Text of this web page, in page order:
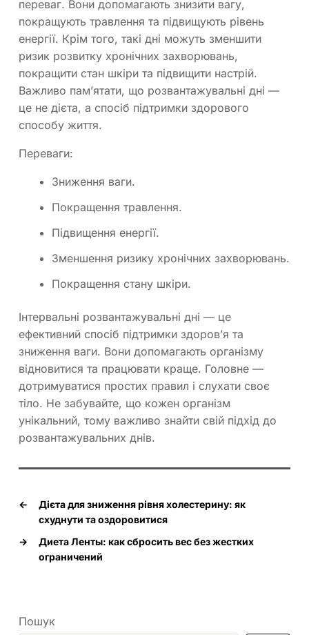
переваг. Вони допомагають знизити вагу,
покращують травлення та підвищують рівень
енергії. Крім того, такі дні можуть зменшити
ризик розвитку хронічних захворювань,
покращити стан шкіри та підвищити настрій.
Важливо пам’ятати, що розвантажувальні дні —
це не дієта, а спосіб підтримки здорового
способу життя.
Переваги:
Зниження ваги.
Покращення травлення.
Підвищення енергії.
Зменшення ризику хронічних захворювань.
Покращення стану шкіри.
Інтервальні розвантажувальні дні — це
ефективний спосіб підтримки здоров’я та
зниження ваги. Вони допомагають організму
відновитися та працювати краще. Головне —
дотримуватися простих правил і слухати своє
тіло. Не забувайте, що кожен організм
унікальний, тому важливо знайти свій підхід до
розвантажувальних днів.
←
Дієта для зниження рівня холестерину: як
схуднути та оздоровитися
→
Диета Ленты: как сбросить вес без жестких
ограничений
Пошук